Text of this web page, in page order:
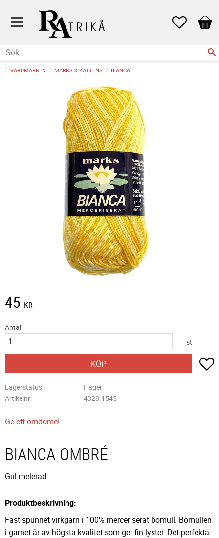
Favoriter
VARUMÄRKEN MARKS & KATTENS BIANCA
45 KR
Antal
st
KÖP
Lagerstatus
I lager
Artikelnr
4328.1545
Ge ett omdöme!
BIANCA OMBRÉ
Gul melerad
Produktbeskrivning:
Fast spunnet virkgarn i 100% merceriserat bomull. Bomullen
i garnet är av högsta kvalitet som ger fin lyster. Det perfekta